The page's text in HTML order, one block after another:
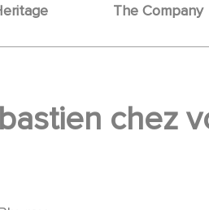
The Company
chez